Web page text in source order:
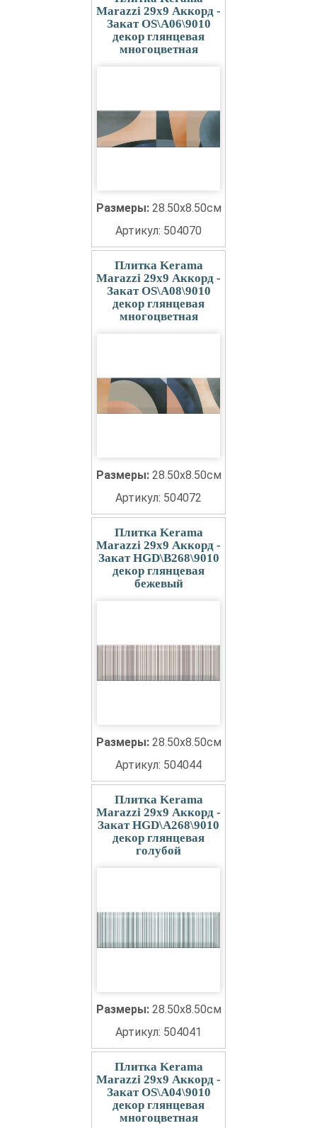
Marazzi 29x9 Аккорд -
Закат OS\A06\9010
декор глянцевая
многоцветная
Размеры: 28.50x8.50см
Артикул: 504070
Плитка Kerama
Marazzi 29x9 Аккорд -
Закат OS\A08\9010
декор глянцевая
многоцветная
Размеры: 28.50x8.50см
Артикул: 504072
Плитка Kerama
Marazzi 29x9 Аккорд -
Закат HGD\B268\9010
декор глянцевая
бежевый
Размеры: 28.50x8.50см
Артикул: 504044
Плитка Kerama
Marazzi 29x9 Аккорд -
Закат HGD\A268\9010
декор глянцевая
голубой
Размеры: 28.50x8.50см
Артикул: 504041
Плитка Kerama
Marazzi 29x9 Аккорд -
Закат OS\A04\9010
декор глянцевая
многоцветная